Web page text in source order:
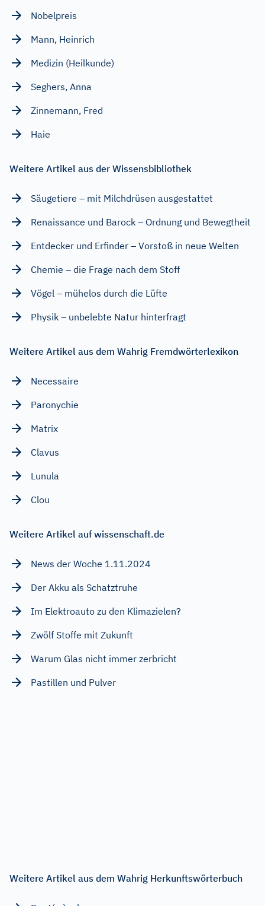
Nobelpreis
Mann, Heinrich
Medizin (Heilkunde)
Seghers, Anna
Zinnemann, Fred
Haie
Weitere Artikel aus der Wissensbibliothek
Säugetiere – mit Milchdrüsen ausgestattet
Renaissance und Barock – Ordnung und Bewegtheit
Entdecker und Erfinder – Vorstoß in neue Welten
Chemie – die Frage nach dem Stoff
Vögel – mühelos durch die Lüfte
Physik – unbelebte Natur hinterfragt
Weitere Artikel aus dem Wahrig Fremdwörterlexikon
Necessaire
Paronychie
Matrix
Clavus
Lunula
Clou
Weitere Artikel auf wissenschaft.de
News der Woche 1.11.2024
Der Akku als Schatztruhe
Im Elektroauto zu den Klimazielen?
Zwölf Stoffe mit Zukunft
Warum Glas nicht immer zerbricht
Pastillen und Pulver
Weitere Artikel aus dem Wahrig Herkunftswörterbuch